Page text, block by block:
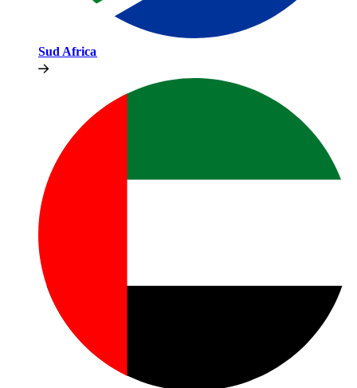
Sud Africa​​